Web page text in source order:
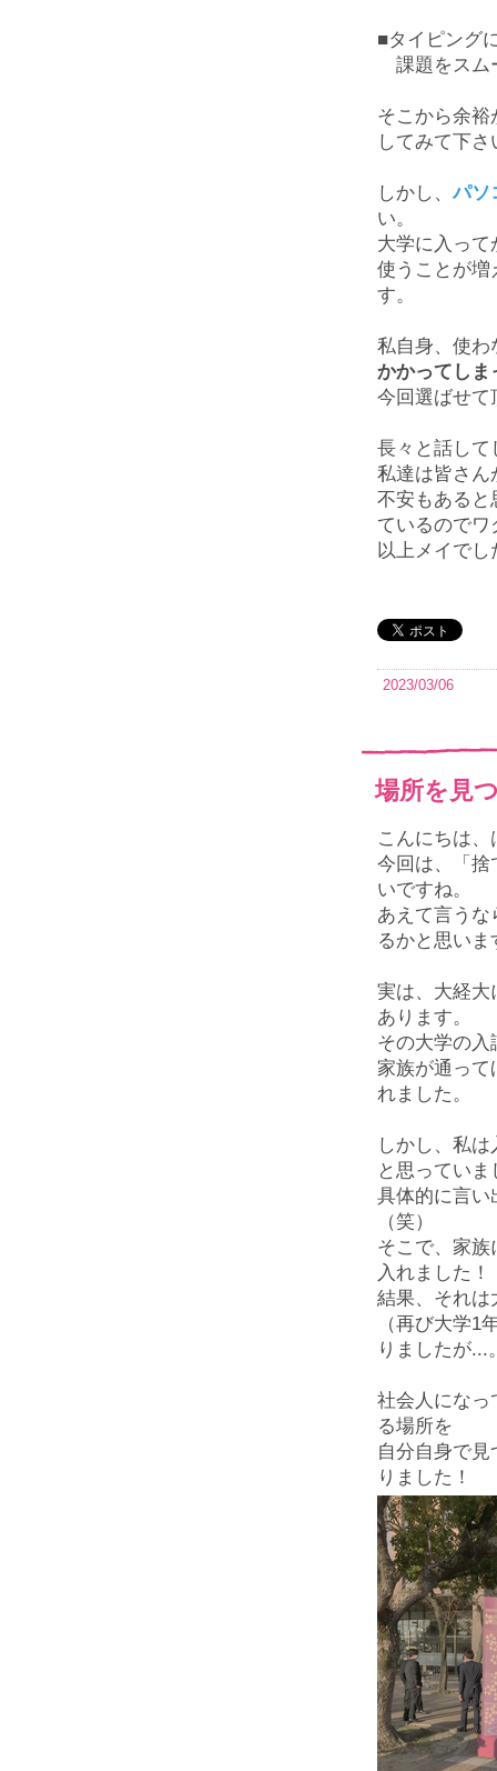
■タイピング
課題をスム
そこから余裕
してみて下さ
しかし、パソ
い。
大学に入っ
使うことが増
す。
私自身、使わ
かかってしま
今回選ばせて
長々と話して
私達は皆さん
不安もあると
ているので
以上メイでし
2023/03/06
場所を見
こんにちは、
今回は、「捨
いですね。
あえて言う
るかと思いま
実は、大経大
あります。
その大学の
家族が通っ
れました。
しかし、私
と思っていま
具体的に言い
（笑）
そこで、家
入れました！
結果、それは
（再び大学1
りましたが...
社会人になっ
る場所を
自分自身で
りました！